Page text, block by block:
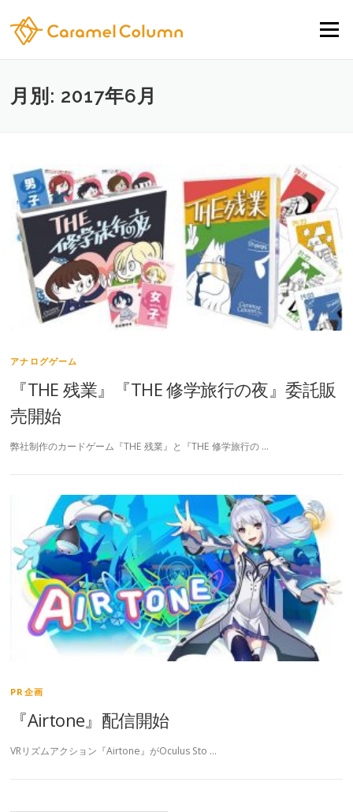
メニュー
月別: 2017年6月
アナログゲーム
『THE 残業』『THE 修学旅行の夜』委託販
売開始
弊社制作のカードゲーム『THE 残業』と『THE 修学旅行の …
PR企画
『Airtone』配信開始
VRリズムアクション『Airtone』がOculus Sto …